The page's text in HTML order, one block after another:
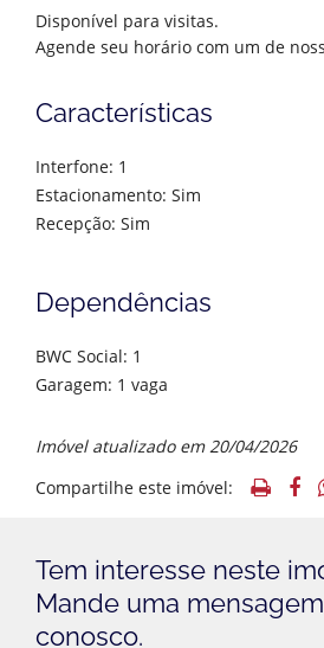
Disponível para visitas.
Agende seu horário com um de
Características
Interfone: 1
Estacionamento: Sim
Recepção: Sim
Dependências
BWC Social: 1
Garagem: 1 vaga
Imóvel atualizado em 20/04/2026
Compartilhe este imóvel:
Tem interesse neste
Mande uma
conosco.